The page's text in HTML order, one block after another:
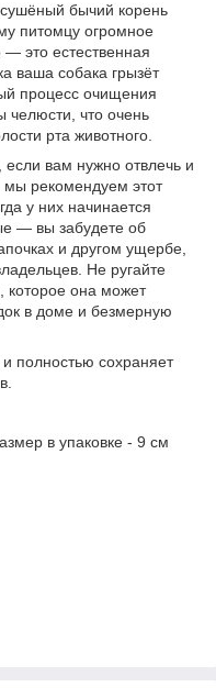
бычий корень
питомцу огромное
— это естественная
ваша собака грызёт
процесс очищения
что очень
рта животного.
вам нужно отвлечь и
мы рекомендуем этот
у них начинается
— вы забудете об
и другом ущербе,
Не ругайте
которое она может
в доме и безмерную
полностью сохраняет
в упаковке - 9 см